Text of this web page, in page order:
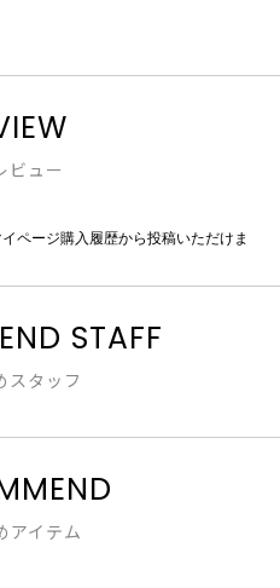
ビュー
ページ購入履歴から投稿いただけま
STAFF
スタッフ
アイテム